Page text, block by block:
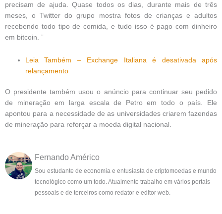
precisam de ajuda. Quase todos os dias, durante mais de três
meses, o Twitter do grupo mostra fotos de crianças e adultos
recebendo todo tipo de comida, e tudo isso é pago com dinheiro
em bitcoin. ”
Leia Também – Exchange Italiana é desativada após
relançamento
O presidente também usou o anúncio para continuar seu pedido
de mineração em larga escala de Petro em todo o país. Ele
apontou para a necessidade de as universidades criarem fazendas
de mineração para reforçar a moeda digital nacional.
Fernando Américo
Sou estudante de economia e entusiasta de criptomoedas e mundo
tecnológico como um todo. Atualmente trabalho em vários portais
pessoais e de terceiros como redator e editor web.